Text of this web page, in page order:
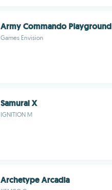
Army Commando Playground
Games Envision
Samurai X
IGNITION M
Archetype Arcadia